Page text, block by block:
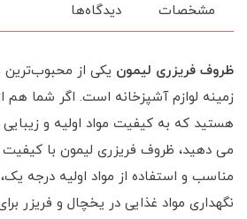
مشخصات دیدگاه‌ها
ظروف فریزری لیمون یکی از محبوب‌ترین
زمینه لوازم آشپزخانه است. اگر شما هم
هستید که به کیفیت مواد اولیه و
می دهید، ظروف فریزری لیمون با کیفیت
مناسب و استفاده از مواد اولیه درجه یک،
نگهداری مواد غذایی در یخچال و فریزر